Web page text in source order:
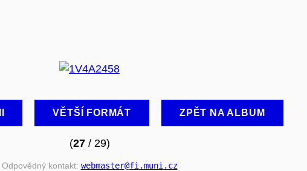
VĚTŠÍ FORMÁT ZPĚT NA ALBUM
(27/ 29)
Odpovědný kontakt: webmaster@fi .muni .cz